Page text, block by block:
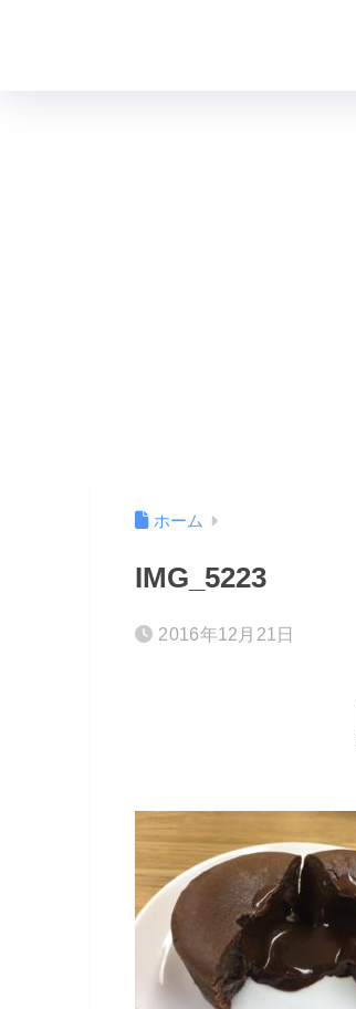
ホーム
IMG_5223
2016年12月21日